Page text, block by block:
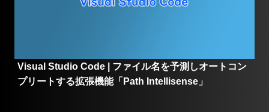
Visual Studio Code | ファイル名を予測しオートコン
プリートする拡張機能「Path Intellisense」